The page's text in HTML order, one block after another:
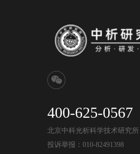
400-625-0567
北京中科光析科学技术研究所
投诉举报：010-82491398